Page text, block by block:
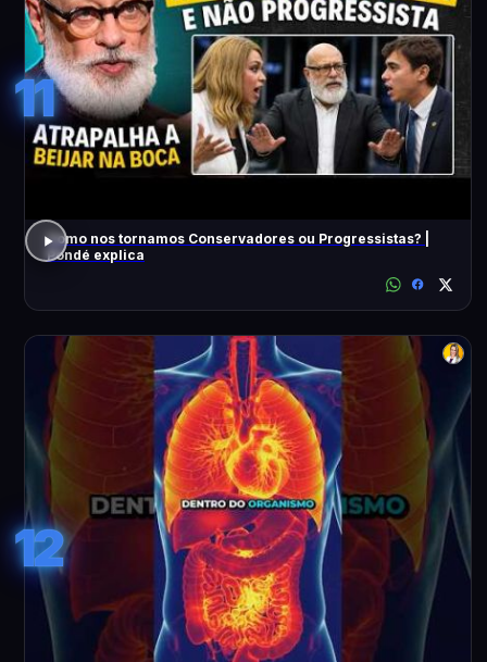
11
Como nos tornamos Conservadores ou Progressistas? |
Pondé explica
12